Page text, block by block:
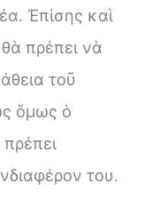
Ἐπίσης καὶ
πρέπει νὰ
τοῦ
ὅμως ὁ
του.